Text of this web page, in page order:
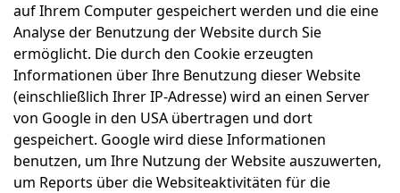
auf Ihrem Computer gespeichert werden und die eine
Analyse der Benutzung der Website durch Sie
ermöglicht. Die durch den Cookie erzeugten
Informationen über Ihre Benutzung dieser Website
(einschließlich Ihrer IP-Adresse) wird an einen Server
von Google in den USA übertragen und dort
gespeichert. Google wird diese Informationen
benutzen, um Ihre Nutzung der Website auszuwerten,
um Reports über die Websiteaktivitäten für die